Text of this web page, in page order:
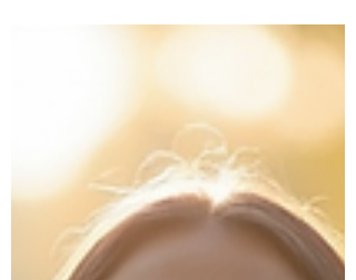
imprévus, il est facile de se sentir submergé.
Nous avons parfois l'impression de devoir
Pourtant, cette volonté de maîtrise
permanente est souvent source de stress, de
fatigue et de tensions. Apprendre à lâcher
prise ne signifie pas abandonner ou
renoncer. C'est au contraire choisir de
consacrer son énergie à ce qui dépend
réellement de nous et accep